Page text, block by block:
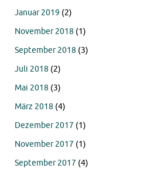
Januar 2019 (2)
November 2018 (1)
September 2018 (3)
Juli 2018 (2)
Mai 2018 (3)
März 2018 (4)
Dezember 2017 (1)
November 2017 (1)
September 2017 (4)